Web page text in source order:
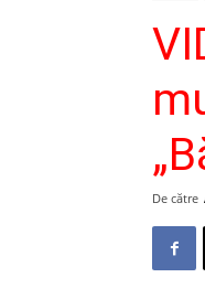
De către